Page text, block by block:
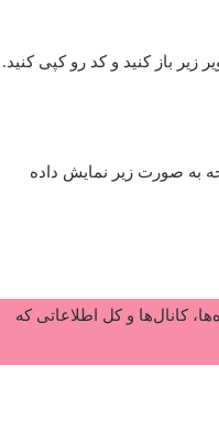
زیر باز کنید و کد رو کپی کنید.
به صورت زیر نمایش داده
کانال‌ها و کل اطلاعاتی که